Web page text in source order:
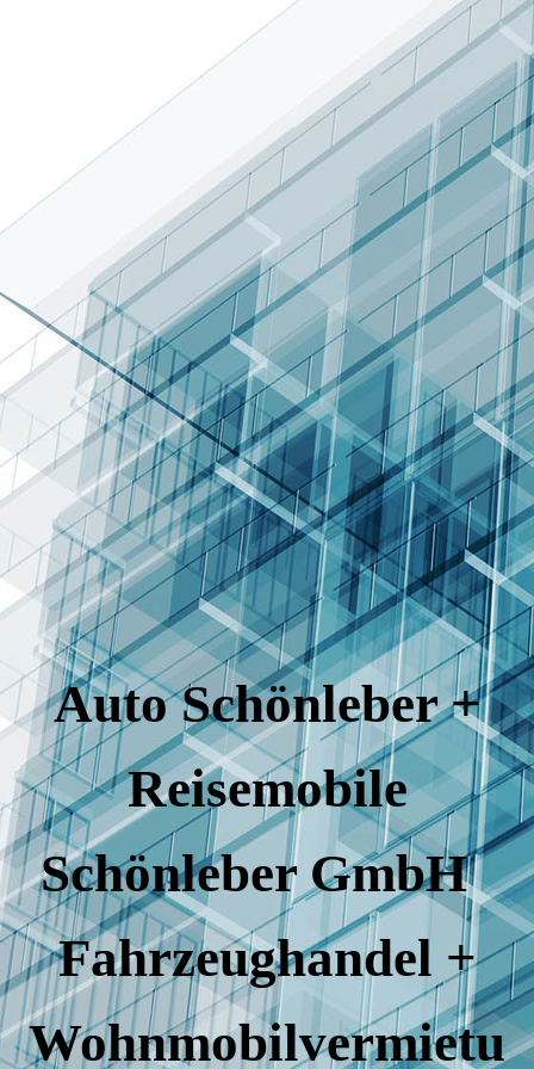
Auto Schönleber +
Reisemobile
Schönleber GmbH
Fahrzeughandel +
Wohnmobilvermietu